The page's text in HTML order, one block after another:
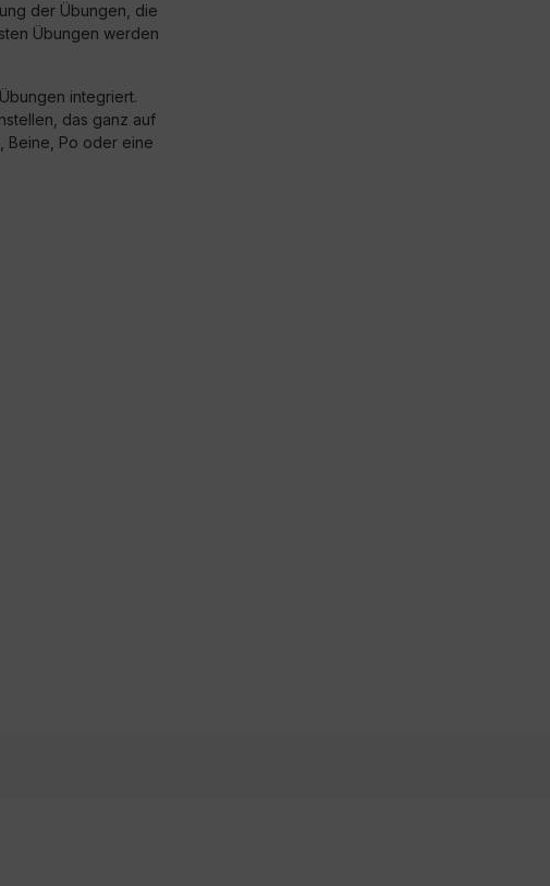
der Übungen, die
Übungen werden
integriert.
das ganz auf
Beine, Po oder eine